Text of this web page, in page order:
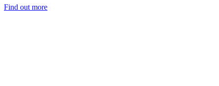
Find out more